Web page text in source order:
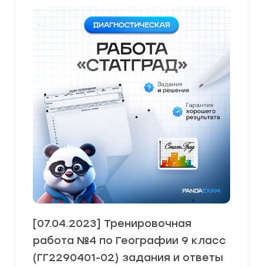
[07.04.2023] Тренировочная
работа №4 по Географии 9 класс
(ГГ2290401-02) задания и ответы